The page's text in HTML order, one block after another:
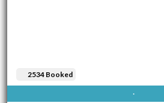
AVAIBLE EVERY DAY
2534 Booked